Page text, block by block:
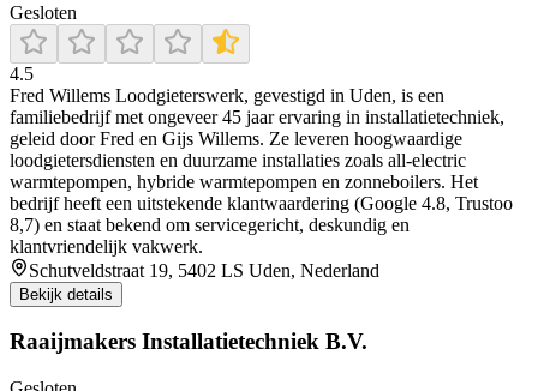
Gesloten
4.5
Fred Willems Loodgieterswerk, gevestigd in Uden, is een
familiebedrijf met ongeveer 45 jaar ervaring in installatietechniek,
geleid door Fred en Gijs Willems. Ze leveren hoogwaardige
loodgietersdiensten en duurzame installaties zoals all-electric
warmtepompen, hybride warmtepompen en zonneboilers. Het
bedrijf heeft een uitstekende klantwaardering (Google 4.8, Trustoo
8,7) en staat bekend om servicegericht, deskundig en
klantvriendelijk vakwerk.
Schutveldstraat 19, 5402 LS Uden, Nederland
Bekijk details
Raaijmakers Installatietechniek B.V.